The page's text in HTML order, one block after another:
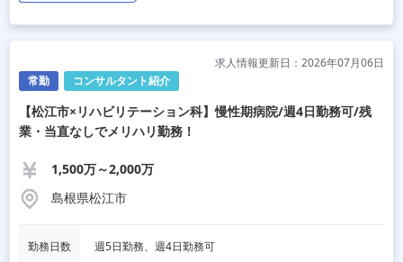
常勤 コンサルタント紹介
求人情報更新日：2026年07月06日
【松江市×リハビリテーション科】慢性期病院/週4日勤務可/残
業・当直なしでメリハリ勤務！
1,500万～2,000万
島根県松江市
勤務日数 週5日勤務、週4日勤務可